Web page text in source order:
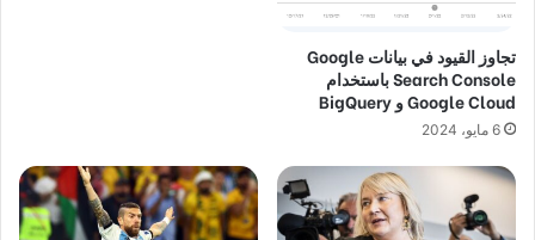
تجاوز القيود في بيانات Google
Search Console باستخدام
Google Cloud و BigQuery
6 مايو، 2024